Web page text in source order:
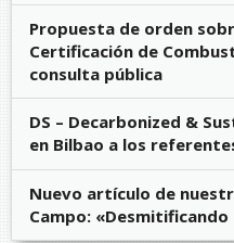
Propuesta de orden
Certificación de
consulta pública
DS – Decarbonized &
en Bilbao a los
Nuevo artículo de
Campo: «Desmitificando